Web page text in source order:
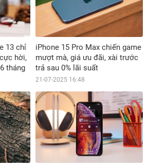
13 chỉ
hời,
tháng
iPhone 15 Pro Max chiến game
mượt mà, giá ưu đãi, xài trước
trả sau 0% lãi suất
21-07-2025 16:48